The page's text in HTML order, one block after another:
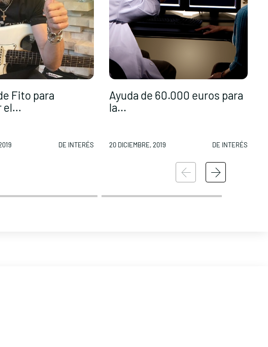
Fito para
el...
DE INTERÉS
Ayuda de 60.000 euros para
la...
20 DICIEMBRE, 2019 DE INTERÉS